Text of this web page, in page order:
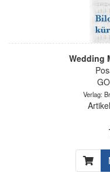
Wedding
Verlag: